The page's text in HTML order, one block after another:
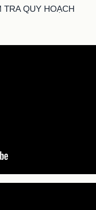
QUY HOẠCH